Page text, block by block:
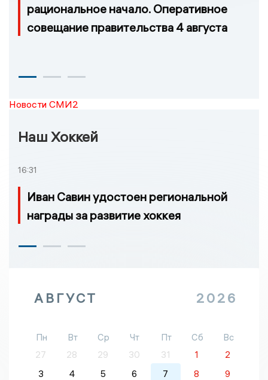
рациональное начало. Оперативное
совещание правительства 4 августа
Новости СМИ2
Наш Хоккей
16:31
Иван Савин удостоен региональной
награды за развитие хоккея
АВГУСТ 2026
Пн Вт Ср Чт Пт Сб
Вс
27
28 29 30 31 1
2
3
4 5 6 7 8
9